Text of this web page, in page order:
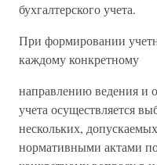
бухгалтерского учета.
При формировании
каждому конкретному
направлению ведения и
учета осуществляется
нескольких,
нормативными актами